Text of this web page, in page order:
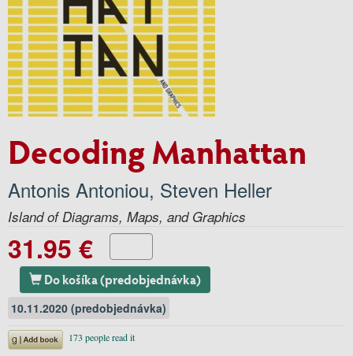
Decoding Manhattan
Antonis Antoniou, Steven Heller
Island of Diagrams, Maps, and Graphics
31.95 €
Do košíka (predobjednávka)
10.11.2020 (predobjednávka)